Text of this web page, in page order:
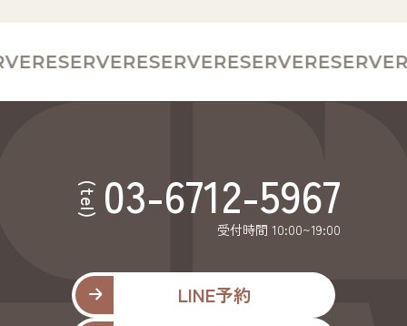
RESERVERESERVERESERVERESERVE
(tel) 03-6712-5967
受付時間 10:00~19:00
LINE予約